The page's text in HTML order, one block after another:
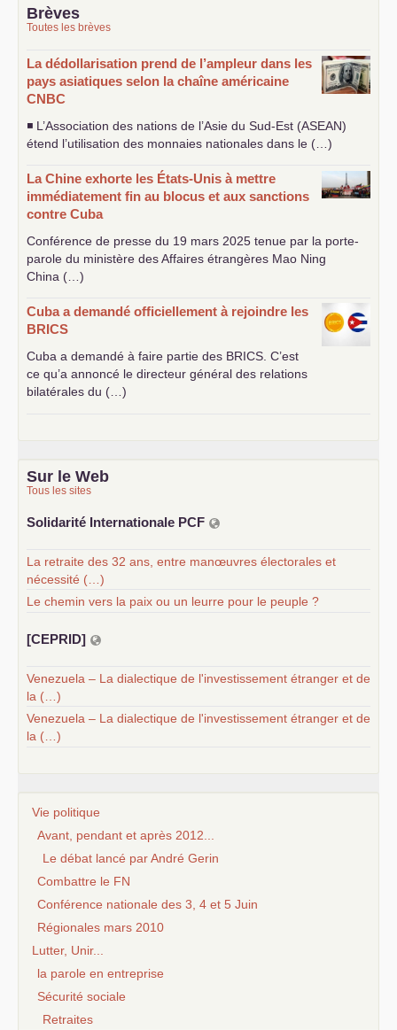
Brèves
Toutes les brèves
La dédollarisation prend de l’ampleur dans les
pays asiatiques selon la chaîne américaine
CNBC
◾ L’Association des nations de l’Asie du Sud-Est (ASEAN)
étend l’utilisation des monnaies nationales dans le (…)
La Chine exhorte les États-Unis à mettre
immédiatement fin au blocus et aux sanctions
contre Cuba
Conférence de presse du 19 mars 2025 tenue par la porte-
parole du ministère des Affaires étrangères Mao Ning
China (…)
Cuba a demandé officiellement à rejoindre les
BRICS
Cuba a demandé à faire partie des BRICS. C’est
ce qu’a annoncé le directeur général des relations
bilatérales du (…)
Sur le Web
Tous les sites
Solidarité Internationale PCF
La retraite des 32 ans, entre manœuvres électorales et
nécessité (…)
Le chemin vers la paix ou un leurre pour le peuple ?
[CEPRID]
Venezuela – La dialectique de l'investissement étranger et de
la (…)
Venezuela – La dialectique de l'investissement étranger et de
la (…)
Vie politique
Avant, pendant et après 2012...
Le débat lancé par André Gerin
Combattre le FN
Conférence nationale des 3, 4 et 5 Juin
Régionales mars 2010
Lutter, Unir...
la parole en entreprise
Sécurité sociale
Retraites